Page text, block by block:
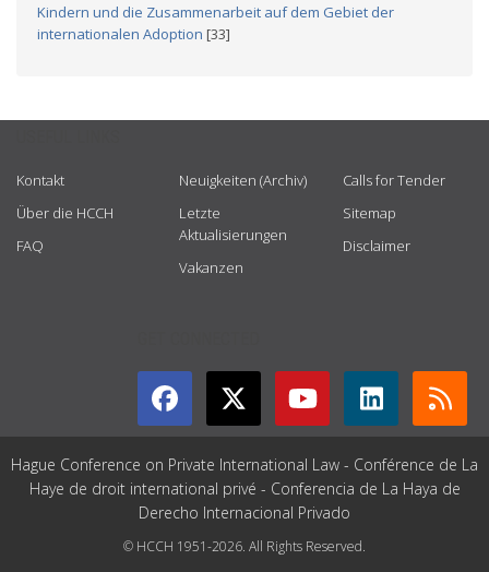
Kindern und die Zusammenarbeit auf dem Gebiet der
internationalen Adoption [33]
Kontakt
Über die HCCH
FAQ
Neuigkeiten (Archiv)
Letzte
Aktualisierungen
Vakanzen
Calls for Tender
Sitemap
Disclaimer
Hague Conference on Private International Law - Conférence de La
Haye de droit international privé - Conferencia de La Haya de
Derecho Internacional Privado
© HCCH 1951-2026. All Rights Reserved.